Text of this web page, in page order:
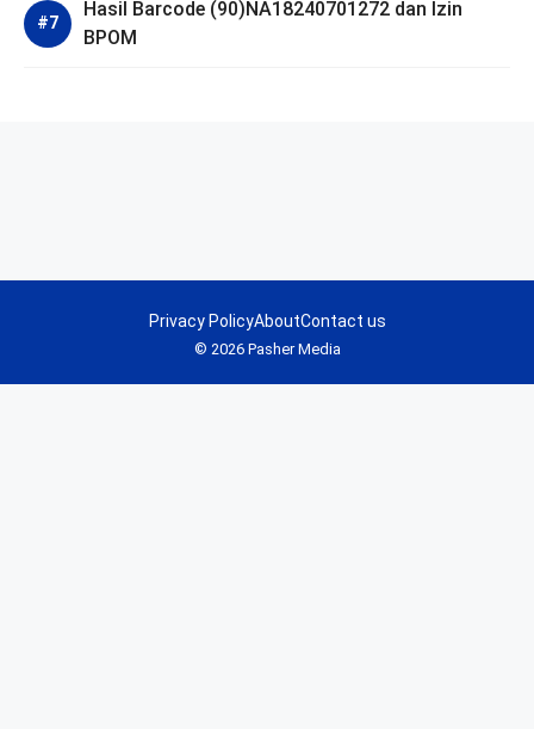
Hasil Barcode (90)NA18240701272 dan Izin
BPOM
© 2026 Pasher Media
Privacy PolicyAboutContact us